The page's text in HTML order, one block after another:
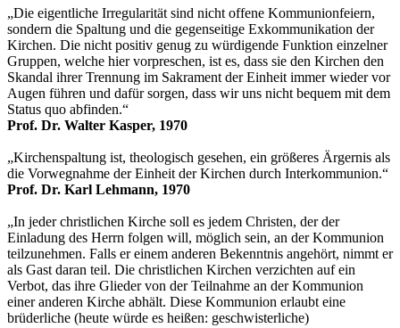
„Die eigentliche Irregularität sind nicht offene Kommunionfeiern,
sondern die Spaltung und die gegenseitige Exkommunikation der
Kirchen. Die nicht positiv genug zu würdigende Funktion einzelner
Gruppen, welche hier vorpreschen, ist es, dass sie den Kirchen den
Skandal ihrer Trennung im Sakrament der Einheit immer wieder vor
Augen führen und dafür sorgen, dass wir uns nicht bequem mit dem
Status quo abfinden.“
Prof. Dr. Walter Kasper, 1970
„Kirchenspaltung ist, theologisch gesehen, ein größeres Ärgernis als
die Vorwegnahme der Einheit der Kirchen durch Interkommunion.“
Prof. Dr. Karl Lehmann, 1970
„In jeder christlichen Kirche soll es jedem Christen, der der
Einladung des Herrn folgen will, möglich sein, an der Kommunion
teilzunehmen. Falls er einem anderen Bekenntnis angehört, nimmt er
als Gast daran teil. Die christlichen Kirchen verzichten auf ein
Verbot, das ihre Glieder von der Teilnahme an der Kommunion
einer anderen Kirche abhält. Diese Kommunion erlaubt eine
brüderliche (heute würde es heißen: geschwisterliche)